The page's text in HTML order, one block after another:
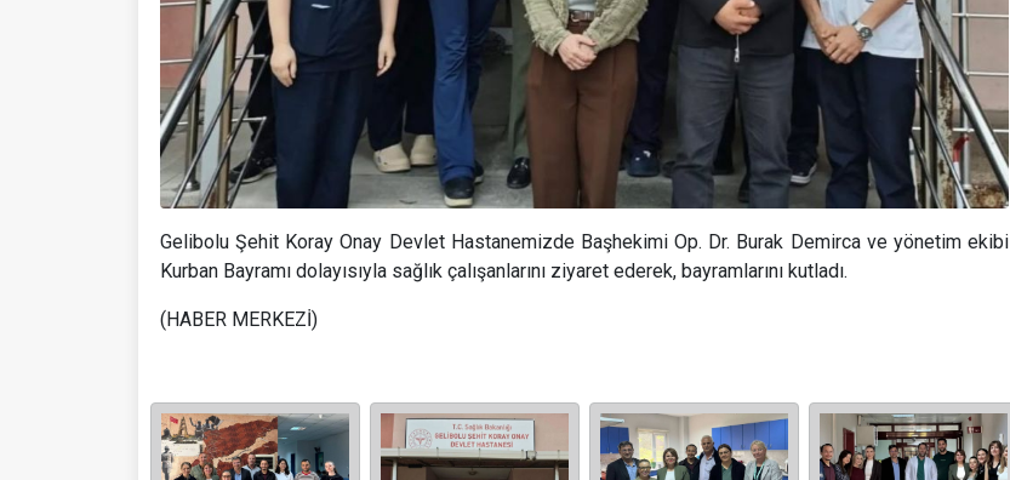
Gelibolu Şehit Koray Onay Devlet Hastanemizde Başhekimi Op. Dr. Burak Demirca ve yönetim ekibi
Kurban Bayramı dolayısıyla sağlık çalışanlarını ziyaret ederek, bayramlarını kutladı.
(HABER MERKEZİ)